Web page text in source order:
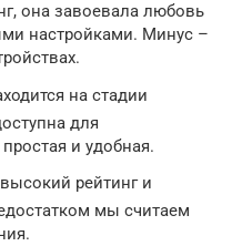
она завоевала любовь
настройками. Минус –
на стадии
для
и удобная.
рейтинг и
мы считаем